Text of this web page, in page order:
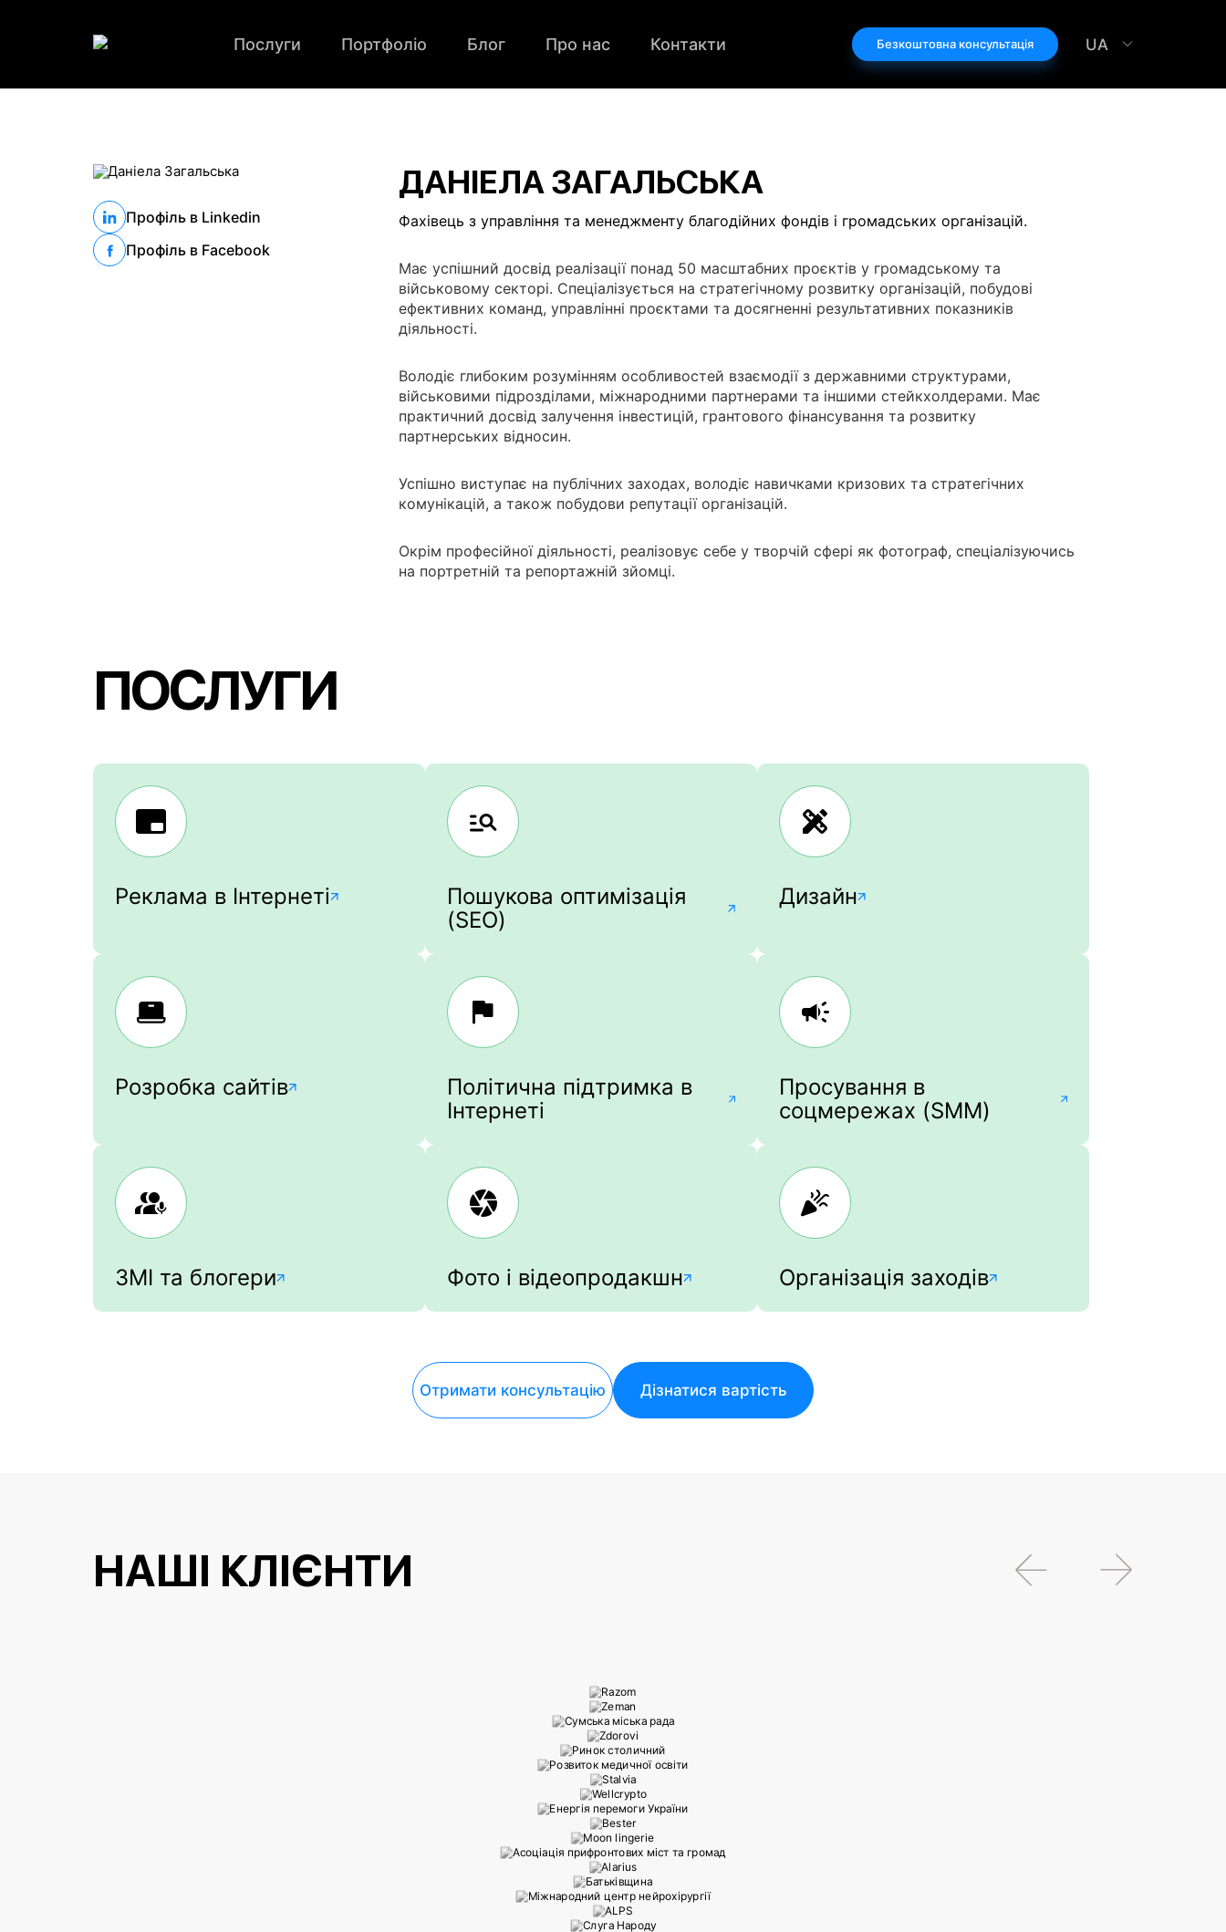
Послуги Портфоліо Блог Про нас Контакти Безкоштовна консультація UA
Профіль в Linkedin
Профіль в Facebook
ДАНІЕЛА ЗАГАЛЬСЬКА
Фахівець з управління та менеджменту благодійних фондів і громадських організацій.
Має успішний досвід реалізації понад 50 масштабних проєктів у громадському та
військовому секторі. Спеціалізується на стратегічному розвитку організацій, побудові
ефективних команд, управлінні проєктами та досягненні результативних показників
діяльності.
Володіє глибоким розумінням особливостей взаємодії з державними структурами,
військовими підрозділами, міжнародними партнерами та іншими стейкхолдерами. Має
практичний досвід залучення інвестицій, грантового фінансування та розвитку
партнерських відносин.
Успішно виступає на публічних заходах, володіє навичками кризових та стратегічних
комунікацій, а також побудови репутації організацій.
Окрім професійної діяльності, реалізовує себе у творчій сфері як фотограф, спеціалізуючись
на портретній та репортажній зйомці.
ПОСЛУГИ
Реклама в Інтернеті
Пошукова оптимізація
(SEO)
Дизайн
Розробка сайтів
Політична підтримка в
Інтернеті
Просування в
соцмережах (SMM)
ЗМІ та блогери Фото і відеопродакшн Організація заходів
Отримати консультацію Дізнатися вартість
НАШІ КЛІЄНТИ